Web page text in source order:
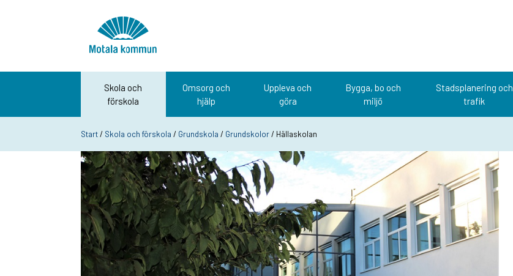
Skola och
förskola
Omsorg och
hjälp
Uppleva och
göra
Bygga, bo och
miljö
Stadsplanering och
trafik
Start/ Skola och förskola / Grundskola / Grundskolor/ Hällaskolan